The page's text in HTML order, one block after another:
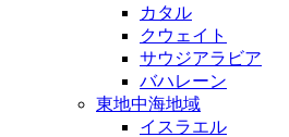
カタル
クウェイト
サウジアラビア
バハレーン
東地中海地域
イスラエル